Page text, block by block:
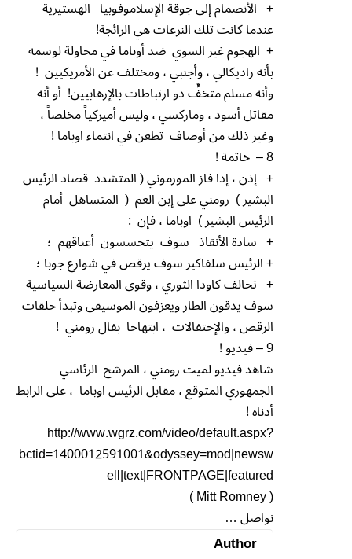
+ الأنضمام إلى جوقة الإسلاموفوبيا الهستيرية
عندما كانت تلك النزعات هي الرائجة!
+ الهجوم غير السوي ضد أوباما في محاولة لوسمه
بأنه راديكالي ، وأجنبي ، ومختلف عن الأمريكيين !
وأنه مسلم متخفٍّ ذو ارتباطات بالإرهابيين! أو أنه
مقاتل أسود ، وماركسي ، وليس أميركياً مخلصاً ،
وغير ذلك من أوصاف تطعن في انتماء اوباما !
8 – خاتمة !
+ إذن ، إذا فاز المورموني ( المتشدد قصاد الرئيس
البشير ) رومني على إبن العم ( المتساهل أمام
الرئيس البشير ) اوباما ، فإن :
+ سادة الأنقاذ سوف يتحسسون أعناقهم ؛
+ الرئيس سلفاكير سوف يرقص في شوارع جوبا ؛
+ تحالف كاودا الثوري ، وقوى المعارضة السياسية
سوف يدقون الطار ويعزفون الموسيقى وتبدأ حلقات
الرقص ، والإحتفالات ، ابتهاجا بفال رومني !
9 – فيديو !
شاهد فيديو لميت رومني ، المرشح الرئاسي
الجمهوري المتوقع ، مقابل الرئيس اوباما ، على الرابط
أدناه !
http://www.wgrz.com/video/default.aspx?
bctid=1400012591001&odyssey=mod|newsw
ell|text|FRONTPAGE|featured
( Mitt Romney )
نواصل …
Author